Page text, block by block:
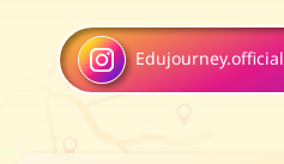
Edujourney.official